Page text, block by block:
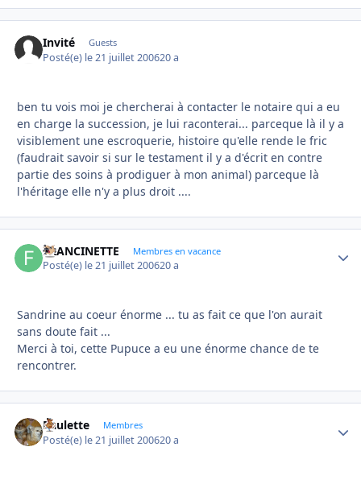
Invité Guests
Posté(e) le 21 juillet 200620 a
ben tu vois moi je chercherai à contacter le notaire qui a eu
en charge la succession, je lui raconterai... parceque là il y a
visiblement une escroquerie, histoire qu'elle rende le fric
(faudrait savoir si sur le testament il y a d'écrit en contre
partie des soins à prodiguer à mon animal) parceque là
l'héritage elle n'y a plus droit ....
FRANCINETTE Membres en vacance
Posté(e) le 21 juillet 200620 a
Sandrine au coeur énorme ... tu as fait ce que l'on aurait
sans doute fait ...
Merci à toi, cette Pupuce a eu une énorme chance de te
rencontrer.
Paulette Membres
Posté(e) le 21 juillet 200620 a